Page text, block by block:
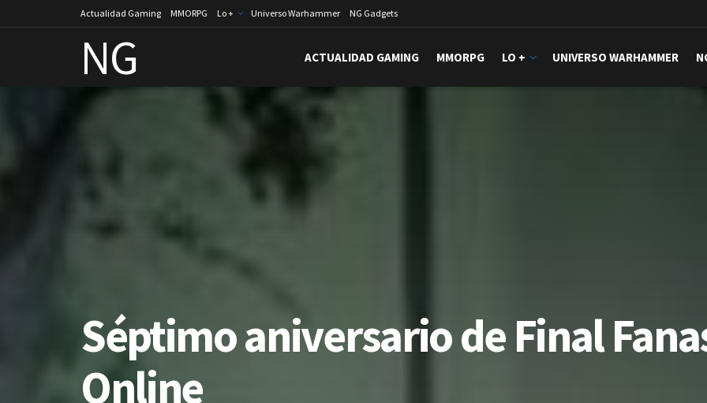
Actualidad Gaming MMORPG Lo + Universo Warhammer NG Gadgets
NG ACTUALIDAD GAMING MMORPG LO + UNIVERSO WARHAMMER
Séptimo aniversario de Final
Online